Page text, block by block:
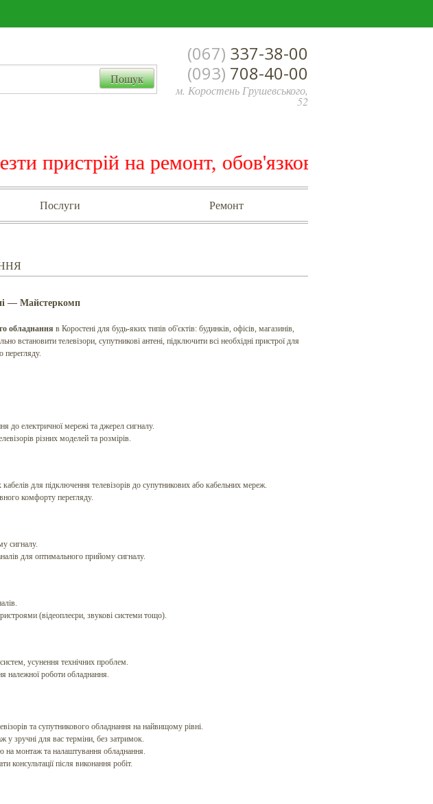
(067) 337-38-00
(093) 708-40-00
м. Коростень Грушевського,
52
на ремонт, обов'язково! погоджуйте: тип
Послуги Ремонт
— Майстеркомп
обладнання в Коростені для будь-яких типів об'єктів: будинків, офісів, магазинів,
встановити телевізори, супутникові антені, підключити всі необхідні пристрої для
перегляду.
до електричної мережі та джерел сигналу.
різних моделей та розмірів.
для підключення телевізорів до супутникових або кабельних мереж.
комфорту перегляду.
сигналу.
для оптимального прийому сигналу.
(відеоплеєри, звукові системи тощо).
усунення технічних проблем.
належної роботи обладнання.
та супутникового обладнання на найвищому рівні.
у зручні для вас терміни, без затримок.
на монтаж та налаштування обладнання.
консультації після виконання робіт.